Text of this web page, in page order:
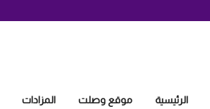
الرئيسية موقع وصلت المزادات